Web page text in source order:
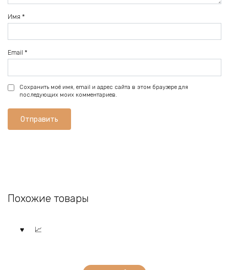
Имя *
Email *
Сохранить моё имя, email и адрес сайта в этом браузере для
последующих моих комментариев.
Похожие товары